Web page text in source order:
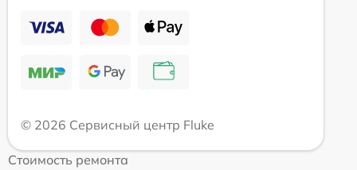
© 2026 Сервисный центр Fluke
Стоимость ремонта